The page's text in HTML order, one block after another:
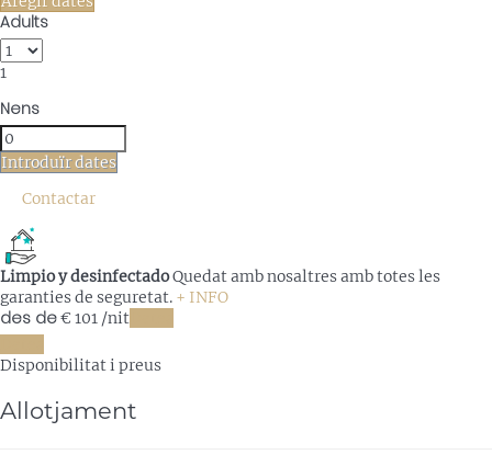
Adults
1
Nens
Introduïr dates
Contactar
Limpio y desinfectadoQuedat amb nosaltres amb totes les
garanties de seguretat. + INFO
des de€ 101 /nit
Disponibilitat i preus
Allotjament